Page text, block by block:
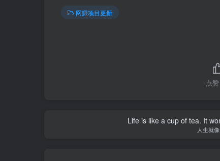
网赚项目更新
点赞
Life is like a cup of tea. It
人生就